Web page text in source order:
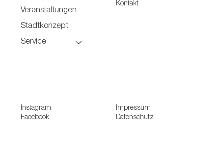
Veranstaltungen
Stadtkonzept
Service
Kontakt
Impressum
Datenschutz
Instagram
Facebook